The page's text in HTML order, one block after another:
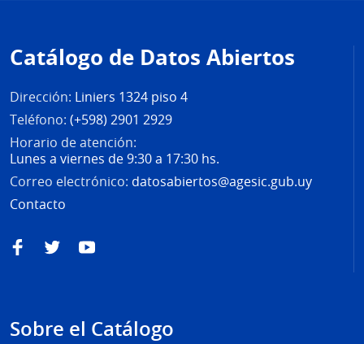
de
página
Catálogo de Datos Abiertos
Dirección: Liniers 1324 piso 4
Teléfono: (+598) 2901 2929
Horario de atención:
Lunes a viernes de 9:30 a 17:30 hs.
Correo electrónico: datosabiertos@agesic.gub.uy
Contacto
FacebookTwitterYouTube
Sobre el Catálogo